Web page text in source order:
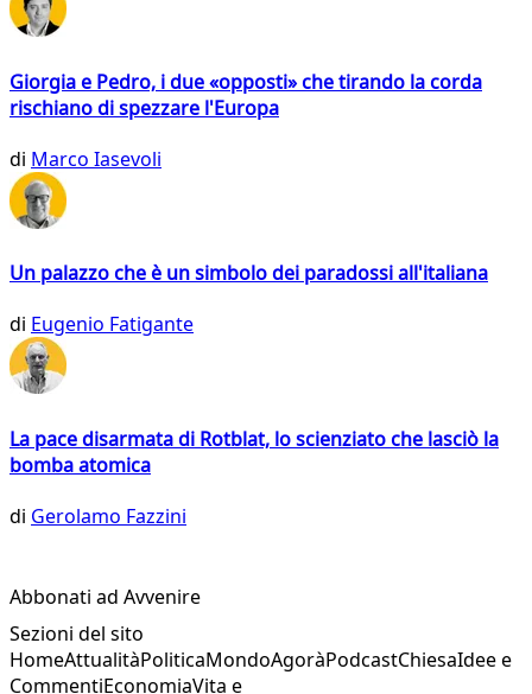
Giorgia e Pedro, i due «opposti» che tirando la corda
rischiano di spezzare l'Europa
di Marco Iasevoli
Un palazzo che è un simbolo dei paradossi all'italiana
di Eugenio Fatigante
La pace disarmata di Rotblat, lo scienziato che lasciò la
bomba atomica
di Gerolamo Fazzini
Abbonati ad Avvenire
Sezioni del sito
HomeAttualitàPoliticaMondoAgoràPodcastChiesaIdee e
CommentiEconomiaVita e